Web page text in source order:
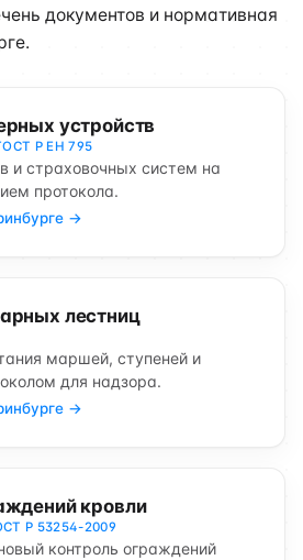
документов и нормативная
устройств
Р ЕН 795
и страховочных систем на
протокола.
→
лестниц
маршей, ступеней и
для надзора.
→
кровли
Р 53254-2009
контроль ограждений